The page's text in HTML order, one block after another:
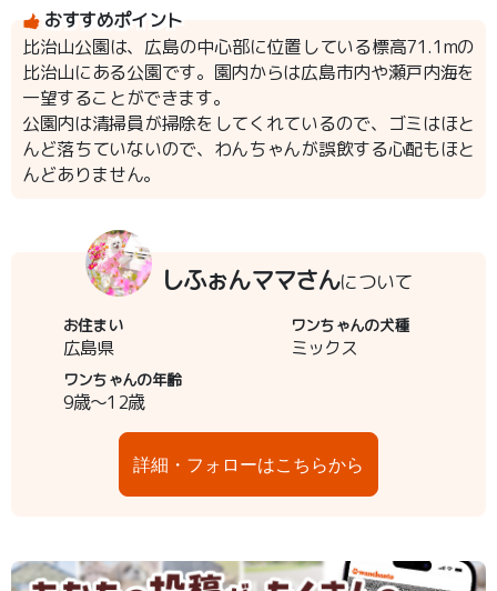
おすすめポイント
比治山公園は、広島の中心部に位置している標高71.1mの
比治山にある公園です。園内からは広島市内や瀬戸内海を
一望することができます。
公園内は清掃員が掃除をしてくれているので、ゴミはほと
んど落ちていないので、わんちゃんが誤飲する心配もほと
んどありません。
しふぉんママさんについて
お住まい
広島県
ワンちゃんの犬種
ミックス
ワンちゃんの年齢
9歳～12歳
詳細・フォローはこちらから